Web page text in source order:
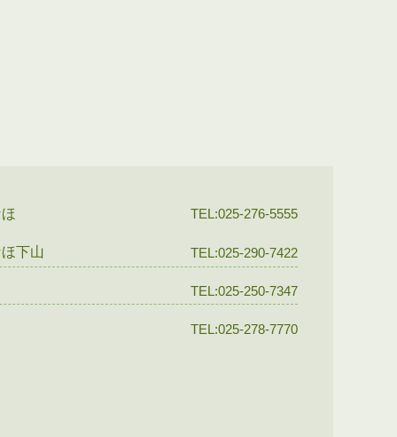
TEL:025-276-5555
下山 TEL:025-290-7422
TEL:025-250-7347
TEL:025-278-7770